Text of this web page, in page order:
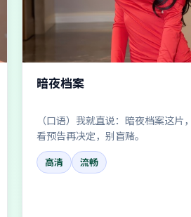
暗夜档案
（口语）我就直说：暗夜档案这
看预告再决定，别盲赌。
高清 流畅